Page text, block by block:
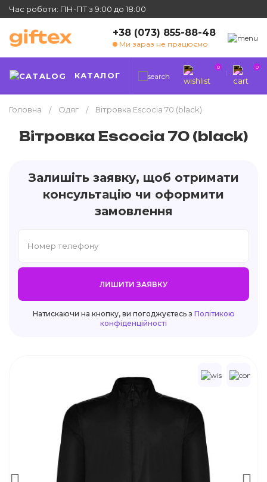
Час роботи: ПН-ПТ з 9:00 до 18:00
+38 (073) 855-88-48
Ми зараз не працюємо
КАТАЛОГ
0 0
Головна Одяг Вітровка Escocia 70 (black)
Вітровка Escocia 70 (black)
Залишіть заявку, щоб отримати
консультацію чи оформити
замовлення
ЛИШИТИ ЗАЯВКУ
Натискаючи на кнопку, ви погоджуєтесь з Політикою
конфіденційності